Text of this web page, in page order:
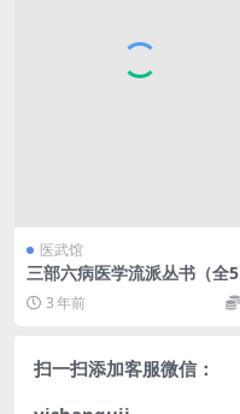
医武馆
三部六病医学流派丛书（全5
册）3 年前
扫一扫添加客服微信：